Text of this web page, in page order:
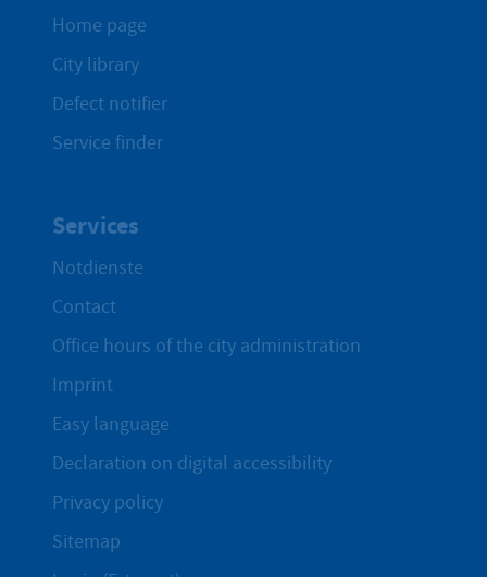
Home page
City library
Defect notifier
Service finder
Services
Notdienste
Contact
Office hours of the city administration
Imprint
Easy language
Declaration on digital accessibility
Privacy policy
Sitemap